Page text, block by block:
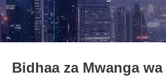
Bidhaa za Mwanga wa